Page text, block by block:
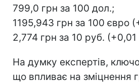
799,0 грн за 100 дол.;
1195,943 грн за 100 євро
2,774 грн за 10 руб. (+0,01
На думку експертів,
що впливає на зміцнення